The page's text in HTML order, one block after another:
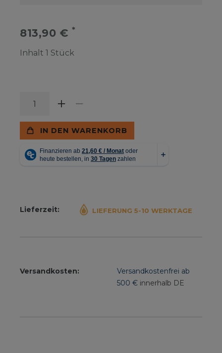
813,90 € *
Inhalt 1 Stück
IN DEN WARENKORB
Lieferzeit: LIEFERUNG 5-10 WERKTAGE
Versandkosten:
Versandkostenfrei ab
500 € innerhalb DE